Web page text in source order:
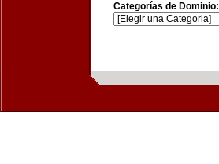
Categorías de Dominio: